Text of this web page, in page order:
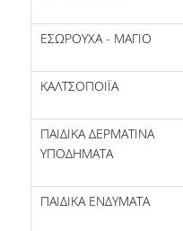
ΕΣΩΡΟΥΧΑ - ΜΑΓΙΟ
ΚΑΛΤΣΟΠΟΙΪΑ
ΠΑΙΔΙΚΑ ΔΕΡΜΑΤΙΝΑ
ΥΠΟΔΗΜΑΤΑ
ΠΑΙΔΙΚΑ ΕΝΔΥΜΑΤΑ